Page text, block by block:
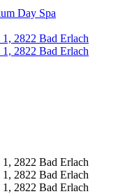
Day Spa
2822 Bad Erlach
2822 Bad Erlach
2822 Bad Erlach
2822 Bad Erlach
2822 Bad Erlach